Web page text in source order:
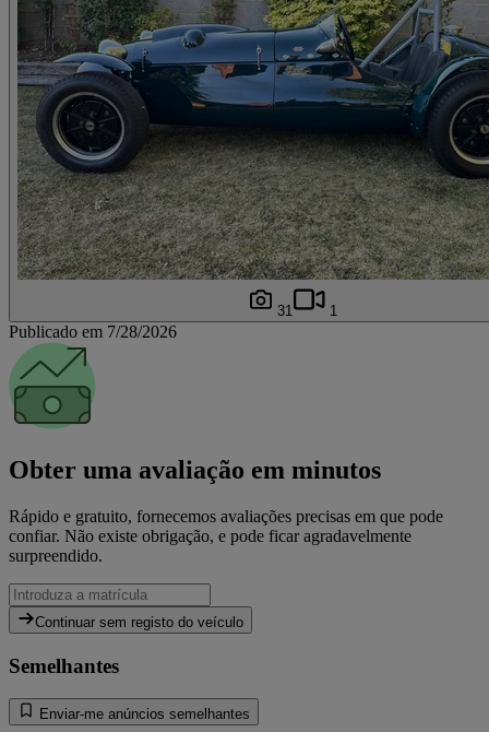
31 1
Publicado em 7/28/2026
Obter uma avaliação em minutos
Rápido e gratuito, fornecemos avaliações precisas em que pode
confiar. Não existe obrigação, e pode ficar agradavelmente
surpreendido.
Continuar sem registo do veículo
Semelhantes
Enviar-me anúncios semelhantes